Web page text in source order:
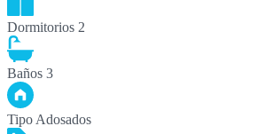
Dormitorios 2
Baños 3
Tipo Adosados